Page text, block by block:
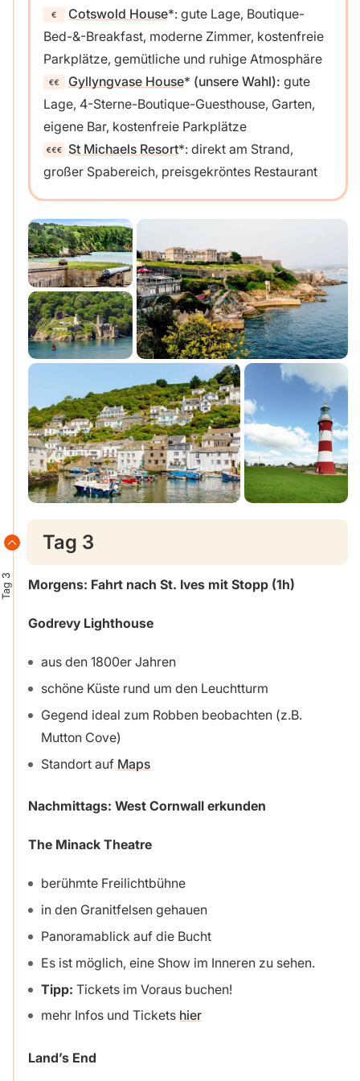
Cotswold House : gute Lage, Boutique-
Bed-&-Breakfast, moderne Zimmer, kostenfreie
Parkplätze, gemütliche und ruhige Atmosphäre
Gyllyngvase House
(unsere Wahl): gute
Lage, 4-Sterne-Boutique-Guesthouse, Garten,
eigene Bar, kostenfreie Parkplätze
St Michaels Resort : direkt am Strand,
großer Spabereich, preisgekröntes Restaurant
Tag 3
Tag 3
Morgens: Fahrt nach St. Ives mit Stopp (1h)
Godrevy Lighthouse
aus den 1800er Jahren
schöne Küste rund um den Leuchtturm
Gegend ideal zum Robben beobachten (z.B.
Mutton Cove)
Standort auf Maps
Nachmittags: West Cornwall erkunden
The Minack Theatre
berühmte Freilichtbühne
in den Granitfelsen gehauen
Panoramablick auf die Bucht
Es ist möglich, eine Show im Inneren zu sehen.
Tipp: Tickets im Voraus buchen!
mehr Infos und Tickets hier
Land’s End